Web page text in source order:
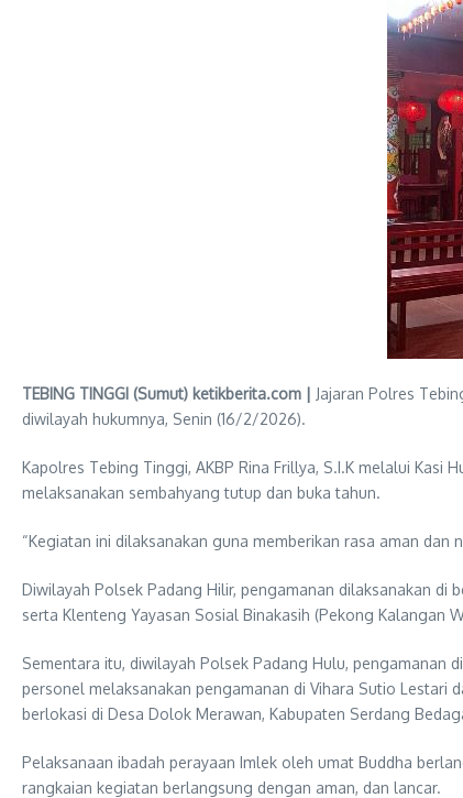
TEBING TINGGI (Sumut) ketikberita.com | Jajaran Polres
diwilayah hukumnya, Senin (16/2/2026).
Kapolres Tebing Tinggi, AKBP Rina Frillya, S.I.K melalui
melaksanakan sembahyang tutup dan buka tahun.
“Kegiatan ini dilaksanakan guna memberikan rasa aman dan
Diwilayah Polsek Padang Hilir, pengamanan dilaksanakan di
serta Klenteng Yayasan Sosial Binakasih (Pekong Kalangan
Sementara itu, diwilayah Polsek Padang Hulu, pengamanan
personel melaksanakan pengamanan di Vihara Sutio Lestari
berlokasi di Desa Dolok Merawan, Kabupaten Serdang
Pelaksanaan ibadah perayaan Imlek oleh umat Buddha
rangkaian kegiatan berlangsung dengan aman, dan lancar.